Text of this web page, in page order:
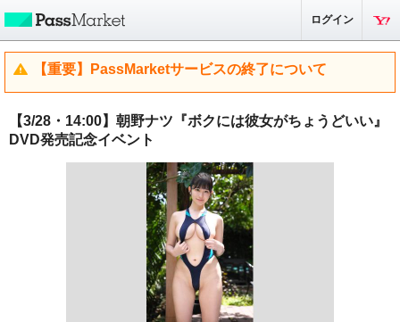
ログイン
【重要】PassMarketサービスの終了について
【3/28・14:00】朝野ナツ『ボクには彼女がちょうどいい』
DVD発売記念イベント